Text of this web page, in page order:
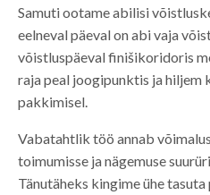
Samuti ootame abilisi
eelneval päeval on abi vaja
võistluspäeval finišikoridoris
raja peal joogipunktis ja hiljem
pakkimisel.
Vabatahtlik töö annab
toimumisse ja nägemuse
Tänutäheks kingime ühe